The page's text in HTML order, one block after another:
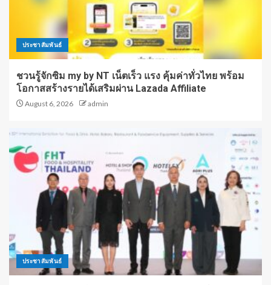
ประชาสัมพันธ์
ชวนรู้จักซิม my by NT เน็ตเร็ว แรง คุ้มค่าทั่วไทย พร้อม
โอกาสสร้างรายได้เสริมผ่าน Lazada Affiliate
August 6, 2026 admin
ประชาสัมพันธ์